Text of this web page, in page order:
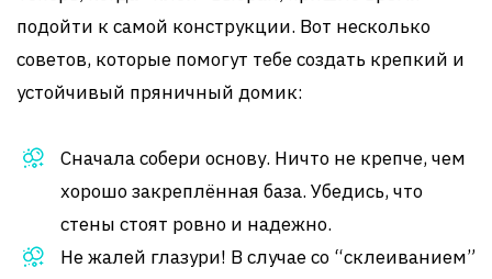
подойти к самой конструкции. Вот несколько
советов, которые помогут тебе создать крепкий и
устойчивый пряничный домик:
Сначала собери основу. Ничто не крепче, чем
хорошо закреплённая база. Убедись, что
стены стоят ровно и надежно.
Не жалей глазури! В случае со “склеиванием”